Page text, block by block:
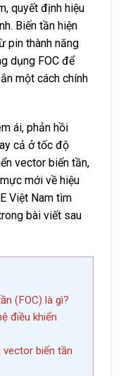
quyết định hiệu
Biến tần hiện
pin thành năng
dụng FOC để
một cách chính
ái, phản hồi
cả ở tốc độ
vector biến tần,
mới về hiệu
Việt Nam tìm
bài viết sau
(FOC) là gì?
điều khiển
vector biến tần